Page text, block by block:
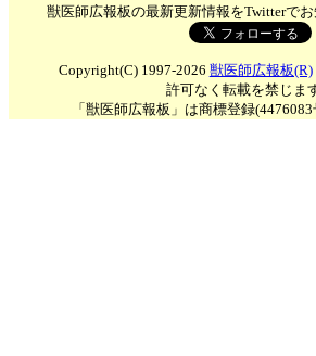
獣医師広報板の最新更新情報をTwitterでお
Copyright(C) 1997-2026 獣医師広報板(R)
許可なく転載を禁じま
「獣医師広報板」は商標登録(4476083